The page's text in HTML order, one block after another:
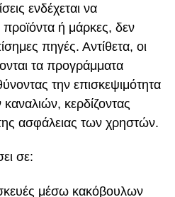
ενδέχεται να
ή μάρκες, δεν
πηγές. Αντίθετα, οι
τα προγράμματα
την επισκεψιμότητα
κερδίζοντας
ασφάλειας των χρηστών.
σε:
μέσω κακόβουλων